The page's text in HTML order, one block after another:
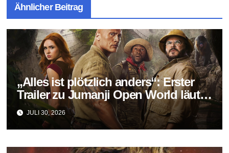
Ähnlicher Beitrag
„Alles ist plötzlich anders“: Erster
Trailer zu Jumanji Open World läutet
das Finale der Reihe ein
JULI 30, 2026